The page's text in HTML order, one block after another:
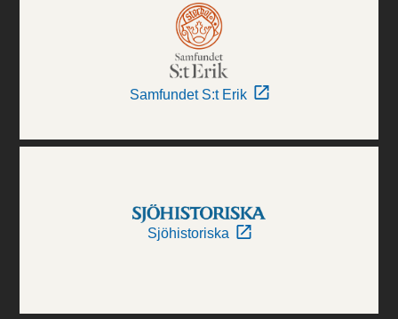
Samfundet S:t Erik
Sjöhistoriska